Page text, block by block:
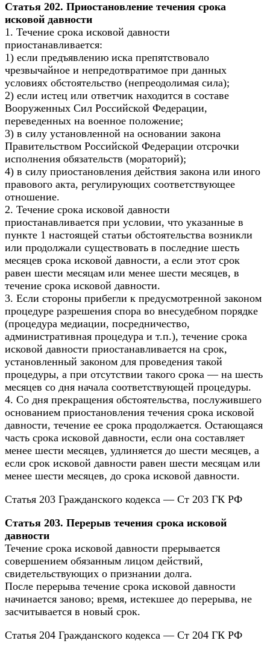
Статья 202. Приостановление течения срока
исковой давности
1. Течение срока исковой давности
приостанавливается:
1) если предъявлению иска препятствовало
чрезвычайное и непредотвратимое при данных
условиях обстоятельство (непреодолимая сила);
2) если истец или ответчик находится в составе
Вооруженных Сил Российской Федерации,
переведенных на военное положение;
3) в силу установленной на основании закона
Правительством Российской Федерации отсрочки
исполнения обязательств (мораторий);
4) в силу приостановления действия закона или иного
правового акта, регулирующих соответствующее
отношение.
2. Течение срока исковой давности
приостанавливается при условии, что указанные в
пункте 1 настоящей статьи обстоятельства возникли
или продолжали существовать в последние шесть
месяцев срока исковой давности, а если этот срок
равен шести месяцам или менее шести месяцев, в
течение срока исковой давности.
3. Если стороны прибегли к предусмотренной законом
процедуре разрешения спора во внесудебном порядке
(процедура медиации, посредничество,
административная процедура и т.п.), течение срока
исковой давности приостанавливается на срок,
установленный законом для проведения такой
процедуры, а при отсутствии такого срока — на шесть
месяцев со дня начала соответствующей процедуры.
4. Со дня прекращения обстоятельства, послужившего
основанием приостановления течения срока исковой
давности, течение ее срока продолжается. Остающаяся
часть срока исковой давности, если она составляет
менее шести месяцев, удлиняется до шести месяцев, а
если срок исковой давности равен шести месяцам или
менее шести месяцев, до срока исковой давности.
Статья 203 Гражданского кодекса — Ст 203 ГК РФ
Статья 203. Перерыв течения срока исковой
давности
Течение срока исковой давности прерывается
совершением обязанным лицом действий,
свидетельствующих о признании долга.
После перерыва течение срока исковой давности
начинается заново; время, истекшее до перерыва, не
засчитывается в новый срок.
Статья 204 Гражданского кодекса — Ст 204 ГК РФ